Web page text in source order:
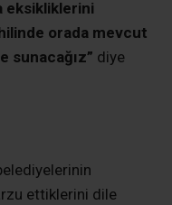
eksikliklerini
orada mevcut
sunacağız” diye
ettiklerini dile